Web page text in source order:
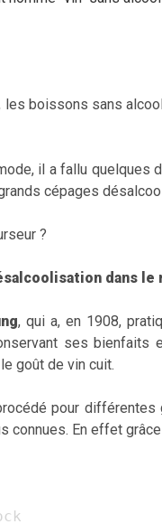
boissons sans
il a fallu quelques
cépages
?
dans
, qui a, en 1908,
ses
goût de vin cuit.
pour différentes
connues. En effet